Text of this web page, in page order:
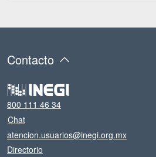
Contacto
800 111 46 34
Chat
atencion.usuarios@inegi.org.mx
Directorio